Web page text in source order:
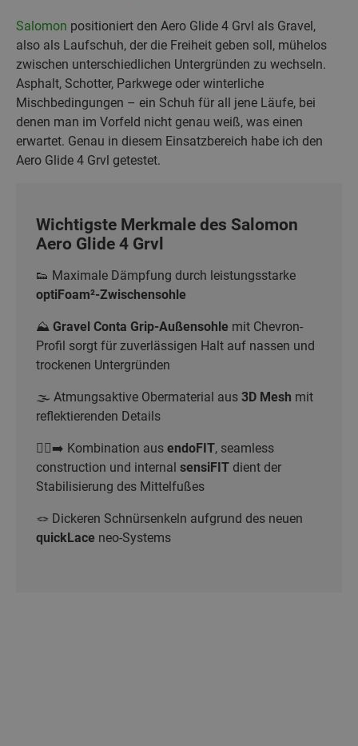
Salomon positioniert den Aero Glide 4 Grvl als Gravel,
also als Laufschuh, der die Freiheit geben soll, mühelos
zwischen unterschiedlichen Untergründen zu wechseln.
Asphalt, Schotter, Parkwege oder winterliche
Mischbedingungen – ein Schuh für all jene Läufe, bei
denen man im Vorfeld nicht genau weiß, was einen
erwartet. Genau in diesem Einsatzbereich habe ich den
Aero Glide 4 Grvl getestet.
Wichtigste Merkmale des Salomon
Aero Glide 4 Grvl
👟 Maximale Dämpfung durch leistungsstarke
optiFoam²-Zwischensohle
⛰️ Gravel Conta Grip-Außensohle mit Chevron-
Profil sorgt für zuverlässigen Halt auf nassen und
trockenen Untergründen
🌫️ Atmungsaktive Obermaterial aus 3D Mesh mit
reflektierenden Details
🏃‍♂️‍➡️ Kombination aus endoFIT, seamless
construction und internal sensiFIT dient der
Stabilisierung des Mittelfußes
🪢 Dickeren Schnürsenkeln aufgrund des neuen
quickLace neo-Systems